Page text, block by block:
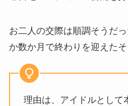
お二人の交際は順調そうだ
か数か月で終わりを迎えたそ
理由は、アイドルとして